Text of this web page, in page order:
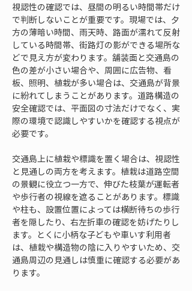
視認性の確認では、昼間の明るい時間帯だけ
で判断しないことが重要です。現場では、夕
方の薄暗い時間、雨天時、路面が濡れて反射
している時間帯、街路灯の影ができる場所な
どで見え方が変わります。舗装面と交通島の
色の差が小さい場合や、周囲に広告物、看
板、照明、植栽が多い場合は、交通島が背景
に紛れてしまうことがあります。道路構造の
安全確認では、平面図の寸法だけでなく、実
際の環境で認識しやすいかを確認する視点が
必要です。
交通島上に植栽や標識を置く場合は、視認性
と見通しの両方を考えます。植栽は道路空間
の景観に役立つ一方で、伸びた枝葉が運転者
や歩行者の視線を遮ることがあります。標識
や柱も、設置位置によっては横断待ちの歩行
者を隠したり、右左折車の確認を妨げたりし
ます。とくに小柄な子どもや車いす利用者
は、植栽や構造物の陰に入りやすいため、交
通島周辺の見通しは慎重に確認する必要があ
ります。